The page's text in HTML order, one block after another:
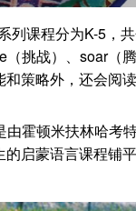
列课程分为K-5，
挑战）、soar（
策略外，还会阅
由霍顿米扶林哈考
启蒙语言课程铺